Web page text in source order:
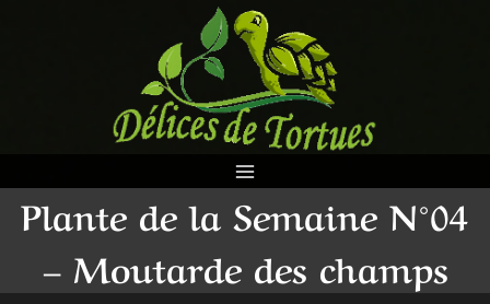
Plante de la Semaine N°04
– Moutarde des champs